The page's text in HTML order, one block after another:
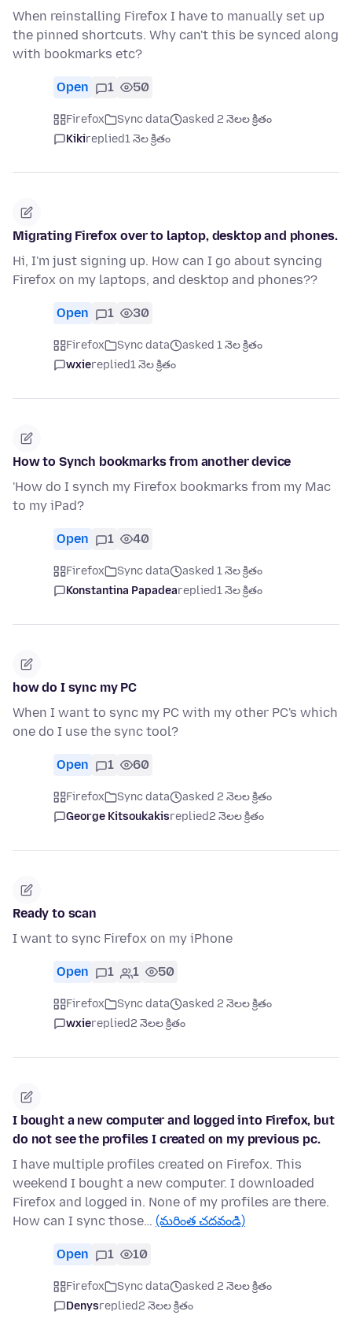
When reinstalling Firefox I have to manually set up
the pinned shortcuts. Why can't this be synced along
with bookmarks etc?
Open 1 50
Firefox Sync data
asked 2 నెలల క్రితం
Kikireplied1 నెల క్రితం
Migrating Firefox over to laptop, desktop and phones.
Hi, I'm just signing up. How can I go about syncing
Firefox on my laptops, and desktop and phones??
Open 1 30
Firefox Sync data
asked 1 నెల క్రితం
wxiereplied1 నెల క్రితం
How to Synch bookmarks from another device
'How do I synch my Firefox bookmarks from my Mac
to my iPad?
Open 1 40
Firefox Sync data
asked 1 నెల క్రితం
Konstantina Papadeareplied1 నెల క్రితం
how do I sync my PC
When I want to sync my PC with my other PC's which
one do I use the sync tool?
Open 1 60
Firefox Sync data
asked 2 నెలల క్రితం
George Kitsoukakisreplied2 నెలల క్రితం
Ready to scan
I want to sync Firefox on my iPhone
Open 1 1 50
Firefox Sync data
asked 2 నెలల క్రితం
wxiereplied2 నెలల క్రితం
I bought a new computer and logged into Firefox, but
do not see the profiles I created on my previous pc.
I have multiple profiles created on Firefox. This
weekend I bought a new computer. I downloaded
Firefox and logged in. None of my profiles are there.
How can I sync those… (మరింత చదవండి)
Open 1 10
Firefox Sync data
asked 2 నెలల క్రితం
Denysreplied2 నెలల క్రితం